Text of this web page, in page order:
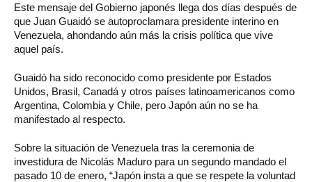
Este mensaje del Gobierno japonés llega dos días después de
que Juan Guaidó se autoproclamara presidente interino en
Venezuela, ahondando aún más la crisis política que vive
aquel país.
Guaidó ha sido reconocido como presidente por Estados
Unidos, Brasil, Canadá y otros países latinoamericanos como
Argentina, Colombia y Chile, pero Japón aún no se ha
manifestado al respecto.
Sobre la situación de Venezuela tras la ceremonia de
investidura de Nicolás Maduro para un segundo mandado el
pasado 10 de enero, “Japón insta a que se respete la voluntad